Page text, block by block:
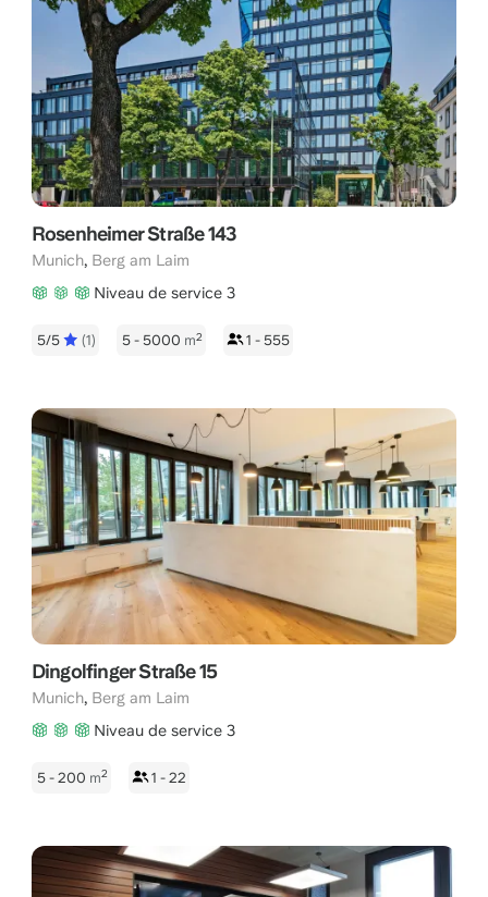
Rosenheimer Straße 143
Munich, Berg am Laim
Niveau de service 3
5/5 (1) 5 - 5000 m2 1 - 555
Dingolfinger Straße 15
Munich, Berg am Laim
Niveau de service 3
5 - 200 m2 1 - 22